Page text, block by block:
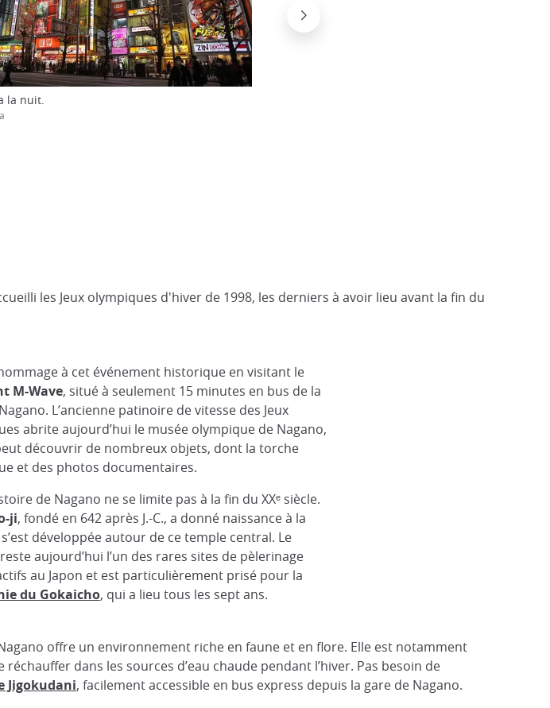
la nuit.
les Jeux olympiques d'hiver de 1998, les derniers à avoir lieu avant la fin du
à cet événement historique en visitant le
M-Wave, situé à seulement 15 minutes en bus de la
L’ancienne patinoire de vitesse des Jeux
abrite aujourd’hui le musée olympique de Nagano,
découvrir de nombreux objets, dont la torche
et des photos documentaires.
de Nagano ne se limite pas à la fin du XXᵉ siècle.
ji, fondé en 642 après J.-C., a donné naissance à la
développée autour de ce temple central. Le
aujourd’hui l’un des rares sites de pèlerinage
au Japon et est particulièrement prisé pour la
du Gokaicho, qui a lieu tous les sept ans.
Wave, Nagano
offre un environnement riche en faune et en flore. Elle est notamment
dans les sources d’eau chaude pendant l’hiver. Pas besoin de
Jigokudani, facilement accessible en bus express depuis la gare de Nagano.